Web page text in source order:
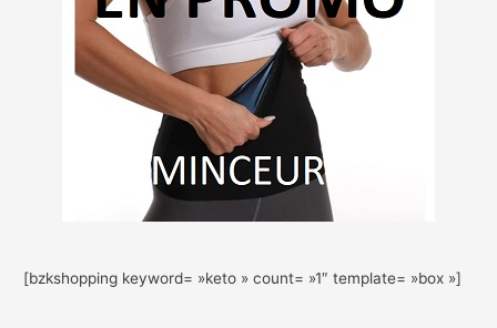
[bzkshopping keyword= »keto » count= »1″ template= »box »]